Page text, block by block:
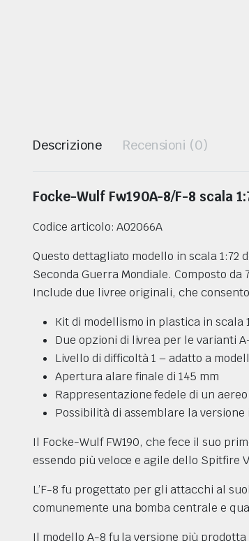
Descrizione Recensioni (0)
Focke-Wulf Fw190A-8/F-8 scala
Codice articolo: A02066A
Questo dettagliato modello in scala
Seconda Guerra Mondiale. Composto
Include due livree originali, che
Kit di modellismo in plastica in scala
Due opzioni di livrea per le varianti
Livello di difficoltà 1 – adatto a
Apertura alare finale di 145 mm
Rappresentazione fedele di un
Possibilità di assemblare la
Il Focke-Wulf FW190, che fece il suo
essendo più veloce e agile dello Spitfire
L’F-8 fu progettato per gli attacchi al
comunemente una bomba centrale e
Il modello A-8 fu la versione più
NAVALE IN LEGNO